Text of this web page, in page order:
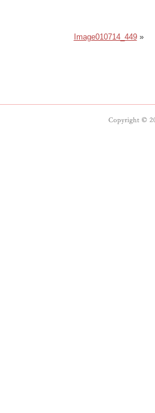
Image010714_449»